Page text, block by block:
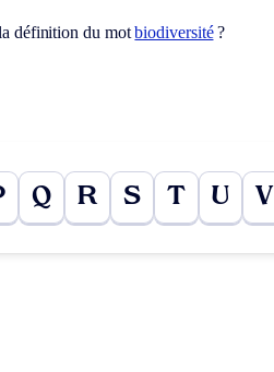
définition du motbiodiversité?
Q R S T U V